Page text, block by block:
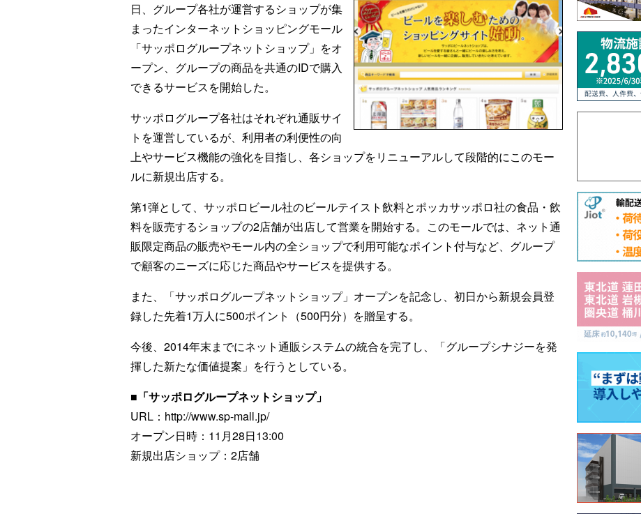
日、グループ各社が運営するショップが集
まったインターネットショッピングモール
「サッポログループネットショップ」をオ
ープン、グループの商品を共通のIDで購入
できるサービスを開始した。
サッポログループ各社はそれぞれ通販サイ
トを運営しているが、利用者の利便性の向
上やサービス機能の強化を目指し、各ショップをリニューアルして段階的にこのモー
ルに新規出店する。
第1弾として、サッポロビール社のビールテイスト飲料とポッカサッポロ社の食品・飲
料を販売するショップの2店舗が出店して営業を開始する。このモールでは、ネット通
販限定商品の販売やモール内の全ショップで利用可能なポイント付与など、グループ
で顧客のニーズに応じた商品やサービスを提供する。
また、「サッポログループネットショップ」オープンを記念し、初日から新規会員登
録した先着1万人に500ポイント（500円分）を贈呈する。
今後、2014年末までにネット通販システムの統合を完了し、「グループシナジーを発
揮した新たな価値提案」を行うとしている。
■「サッポログループネットショップ」
URL：http://www.sp-mall.jp/
オープン日時：11月28日13:00
新規出店ショップ：2店舗